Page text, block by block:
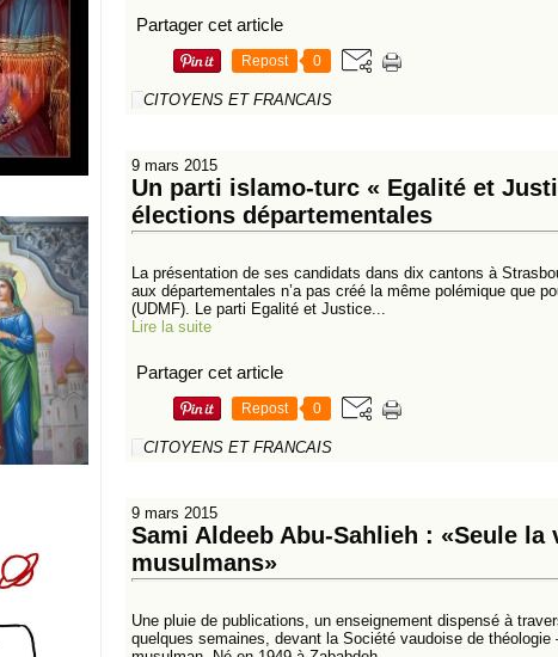
Partager cet article
Repost 0
CITOYENS ET FRANCAIS
9 mars 2015
Un parti islamo-turc « Egalité et
élections départementales
La présentation de ses candidats dans dix cantons à
aux départementales n’a pas créé la même polémique que
(UDMF). Le parti Egalité et Justice...
Lire la suite
Partager cet article
Repost 0
CITOYENS ET FRANCAIS
9 mars 2015
Sami Aldeeb Abu-Sahlieh : «Seule
musulmans»
Une pluie de publications, un enseignement dispensé à
quelques semaines, devant la Société vaudoise de